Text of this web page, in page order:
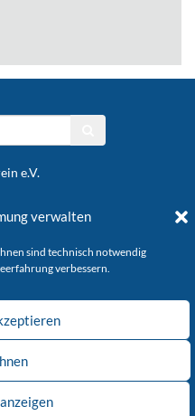
verwalten
sind technisch notwendig
verbessern.
e.V.
DATENSCHUTZ
Stöffelverein